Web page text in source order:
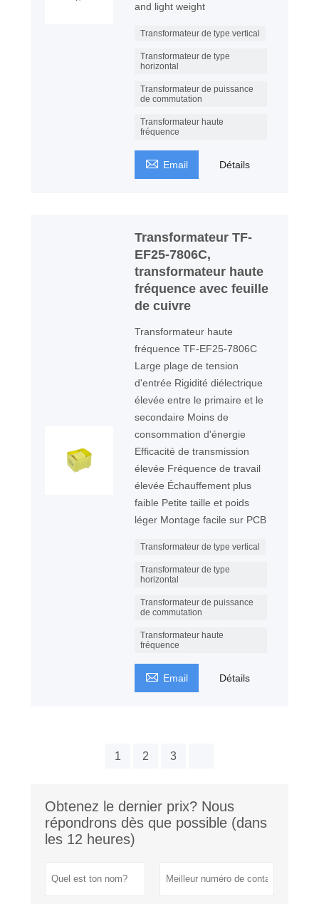
and light weight
Transformateur de type vertical
Transformateur de type
horizontal
Transformateur de puissance
de commutation
Transformateur haute
fréquence
 Email Détails
Transformateur TF-
EF25-7806C,
transformateur haute
fréquence avec feuille
de cuivre
Transformateur haute
fréquence TF-EF25-7806C
Large plage de tension
d'entrée Rigidité diélectrique
élevée entre le primaire et le
secondaire Moins de
consommation d'énergie
Efficacité de transmission
élevée Fréquence de travail
élevée Échauffement plus
faible Petite taille et poids
léger Montage facile sur PCB
Transformateur de type vertical
Transformateur de type
horizontal
Transformateur de puissance
de commutation
Transformateur haute
fréquence
 Email Détails
1 2 3
Obtenez le dernier prix? Nous
répondrons dès que possible (dans
les 12 heures)